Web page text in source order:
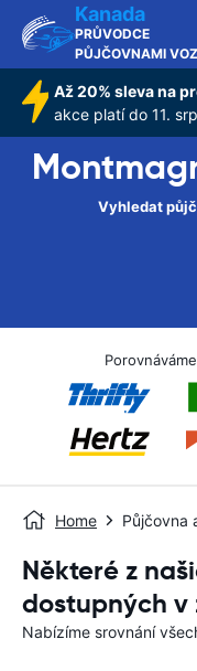
Kanada
PRŮVODCE
PŮJČOVNAMI
Až 20% sleva na
akce platí do 11.
Vyhledat
Home Půjčovna
Některé z
dostupných v
Nabízíme srovnání